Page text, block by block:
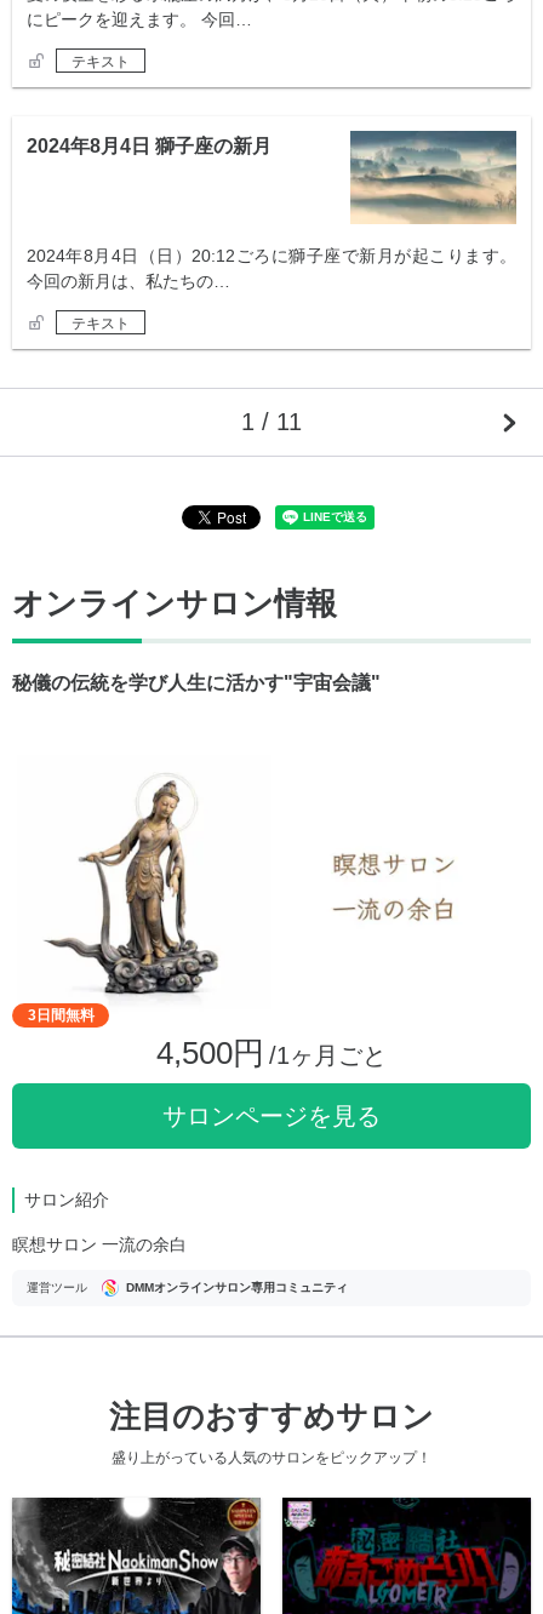
にピークを迎えます。 今回…
テキスト
2024年8月4日 獅子座の新月
2024年8月4日（日）20:12ごろに獅子座で新月が起こります。
今回の新月は、私たちの…
テキスト
1 / 11
オンラインサロン情報
秘儀の伝統を学び人生に活かす"宇宙会議"
3日間無料
4,500円 /1ヶ月ごと
サロンページを見る
サロン紹介
瞑想サロン 一流の余白
運営ツール DMMオンラインサロン専用コミュニティ
注目のおすすめサロン
盛り上がっている人気のサロンをピックアップ！